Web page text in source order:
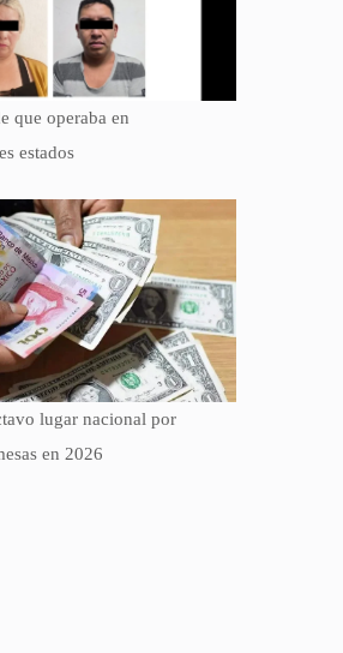
que operaba en
estados
lugar nacional por
en 2026